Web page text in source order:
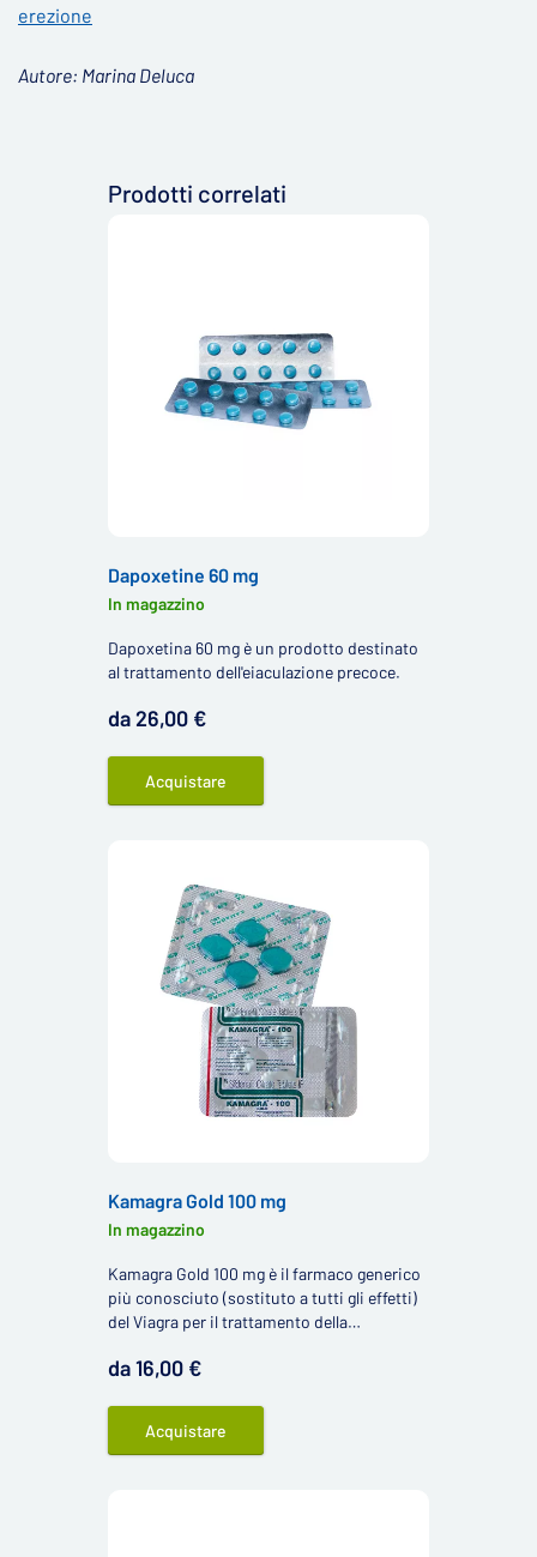
erezione
Autore: Marina Deluca
Prodotti correlati
Dapoxetine 60 mg
In magazzino
Dapoxetina 60 mg è un prodotto destinato
al trattamento dell'eiaculazione precoce.
da 26,00 €
Acquistare
Kamagra Gold 100 mg
In magazzino
Kamagra Gold 100 mg è il farmaco generico
più conosciuto (sostituto a tutti gli effetti)
del Viagra per il trattamento della
attivo sildenafil.
da 16,00 €
Acquistare